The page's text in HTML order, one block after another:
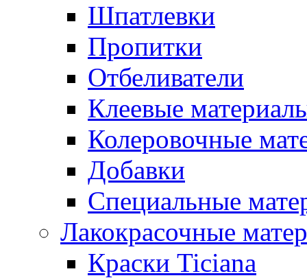
Шпатлевки
Пропитки
Отбеливатели
Клеевые
Колеровочные
Добавки
Специальные
Лакокрасочные
Краски Ticiana